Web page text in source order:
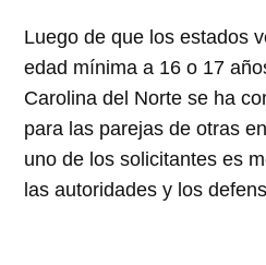
Luego de que los estados
edad mínima a 16 o 17
Carolina del Norte se ha
para las parejas de otras
uno de los solicitantes es
las autoridades y los